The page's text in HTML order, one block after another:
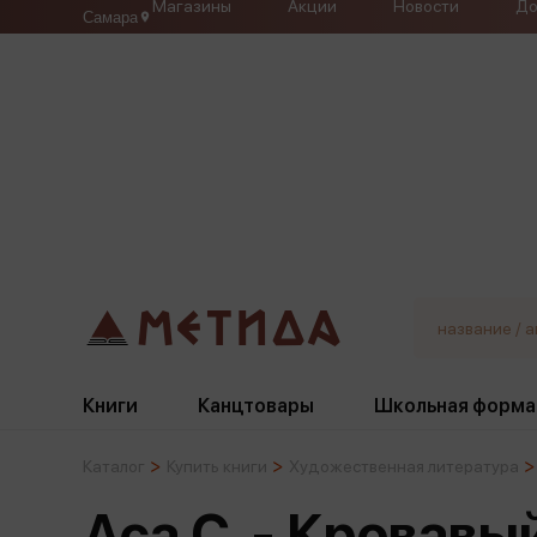
Самара
Магазины Акции Новости
Книги Канцтовары Школьная форма